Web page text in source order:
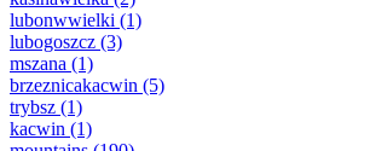
lubonwwielki (1)
lubogoszcz (3)
mszana (1)
brzeznicakacwin (5)
trybsz (1)
kacwin (1)